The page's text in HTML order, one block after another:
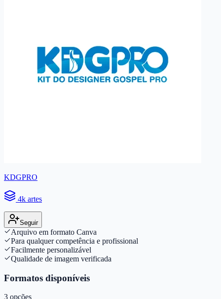
KDGPRO
4k artes
Seguir
Arquivo em formato Canva
Para qualquer competência e profissional
Facilmente personalizável
Qualidade de imagem verificada
Formatos disponíveis
3 opções